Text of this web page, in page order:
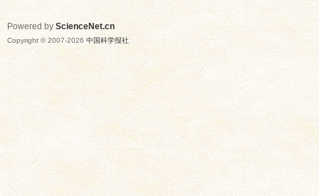
Powered by ScienceNet.cn
Copyright © 2007-2026 中国科学报社